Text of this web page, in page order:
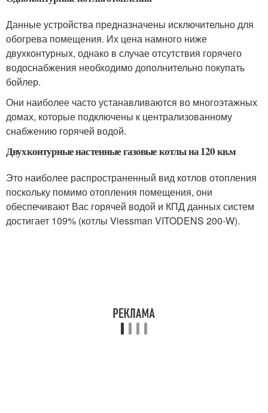
Данные устройства предназначены исключительно для
обогрева помещения. Их цена намного ниже
двухконтурных, однако в случае отсутствия горячего
водоснабжения необходимо дополнительно покупать
бойлер.
Они наиболее часто устанавливаются во многоэтажных
домах, которые подключены к централизованному
снабжению горячей водой.
Двухконтурные настенные газовые котлы на 120 кв.м
Это наиболее распространенный вид котлов отопления
поскольку помимо отопления помещения, они
обеспечивают Вас горячей водой и КПД данных систем
достигает 109% (котлы Viessman VITODENS 200-W).